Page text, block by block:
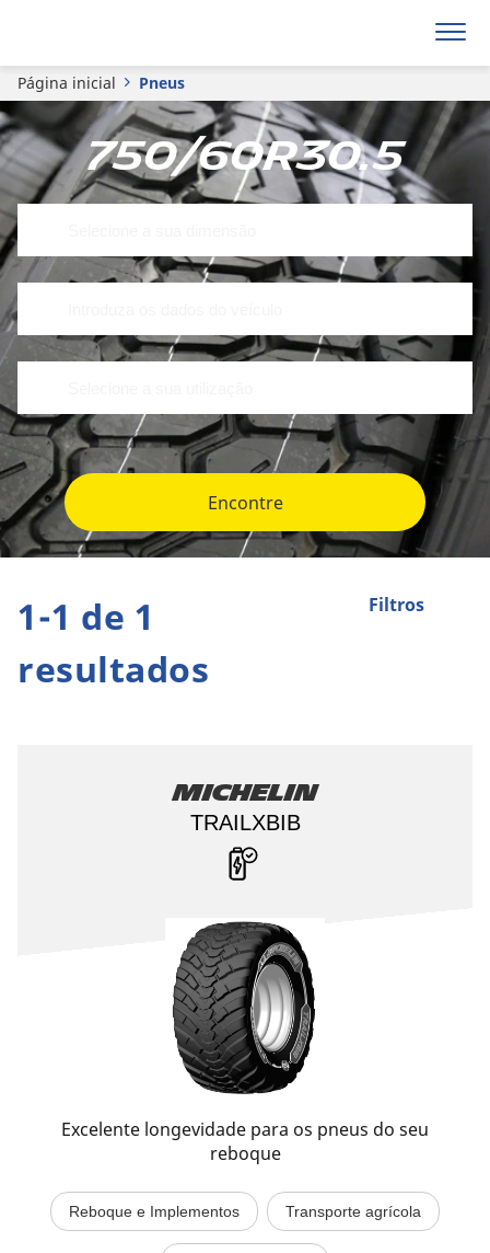
Página inicial Pneus
750/60R30.5
Encontre
Filtros
1-1 de 1
resultados
Michelin
TRAILXBIB
Excelente longevidade para os pneus do seu
reboque
Reboque e Implementos Transporte agrícola